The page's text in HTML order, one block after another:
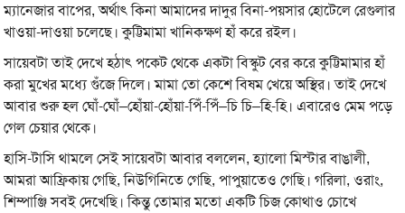
ম্যানেজার বাপের, অর্থাৎ কিনা আমাদের দাদুর বিনা-পয়সার হোটেলে রেগুলার
খাওয়া-দাওয়া চলেছে। কুট্টিমামা খানিকক্ষণ হাঁ করে রইল।
সায়েবটা তাই দেখে হঠাৎ পকেট থেকে একটা বিস্কুট বের করে কুট্টিমামার হাঁ
করা মুখের মধ্যে গুঁজে দিলে। মামা তো কেশে বিষম খেয়ে অস্থির। তাই দেখে
আবার শুরু হল ঘোঁ-ঘোঁ–হোঁয়া-হোঁয়া-পিঁ-পিঁ–চি চি–হি-হি। এবারেও মেম পড়ে
গেল চেয়ার থেকে।
হাসি-টাসি থামলে সেই সায়েবটা আবার বললেন, হ্যালো মিস্টার বাঙালী,
আমরা আফ্রিকায় গেছি, নিউগিনিতে গেছি, পাপুয়াতেও গেছি। গরিলা, ওরাং,
শিম্পাঞ্জি সবই দেখেছি। কিন্তু তোমার মতো একটি চিজ কোথাও চোখে